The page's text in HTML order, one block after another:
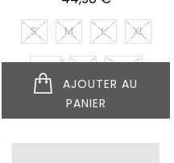
S M L XL
XXL XS XXXL
PANIER